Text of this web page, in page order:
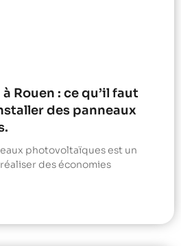
Rouen : ce qu’il faut
des panneaux
photovoltaïques est un
des économies